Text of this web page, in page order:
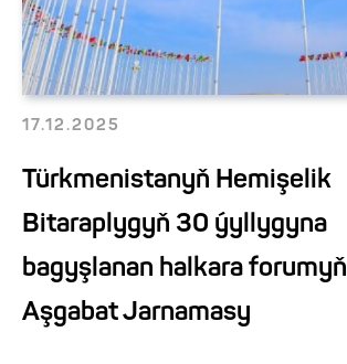
17.12.2025
Türkmenistanyň Hemişelik
Bitaraplygyň 30 ýyllygyna
bagyşlanan halkara forumyň
Aşgabat Jarnamasy